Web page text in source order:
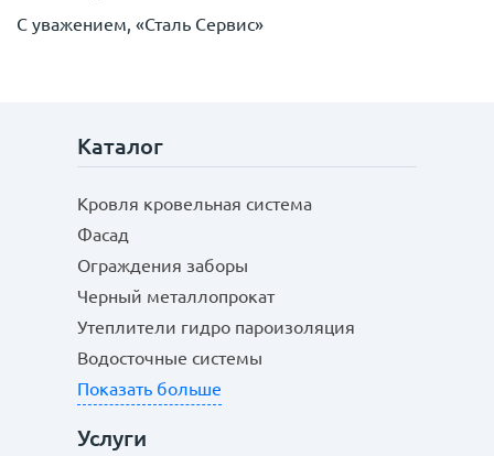
С уважением, «Сталь Сервис»
Каталог
Кровля кровельная система
Фасад
Ограждения заборы
Черный металлопрокат
Утеплители гидро пароизоляция
Водосточные системы
Показать больше
Услуги